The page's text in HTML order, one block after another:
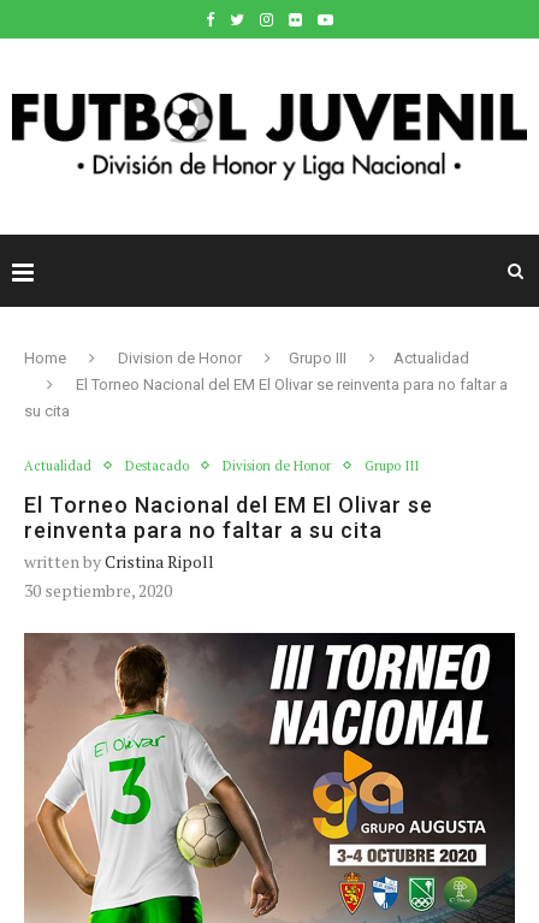
Home Division de Honor Grupo III
Actualidad
El Torneo Nacional del EM El Olivar se reinventa para no faltar a
su cita
Actualidad Destacado Division de Honor Grupo III
El Torneo Nacional del EM El Olivar se
reinventa para no faltar a su cita
written byCristina Ripoll
30 septiembre, 2020